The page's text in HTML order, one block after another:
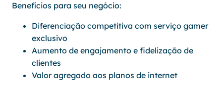
Benefícios para seu negócio:
Diferenciação competitiva com serviço gamer
exclusivo
Aumento de engajamento e fidelização de
clientes
Valor agregado aos planos de internet